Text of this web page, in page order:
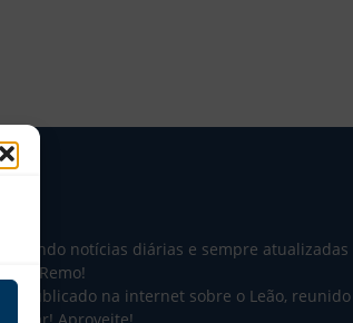
trazendo notícias diárias e sempre atualizadas
do Remo!
sai publicado na internet sobre o Leão, reunido